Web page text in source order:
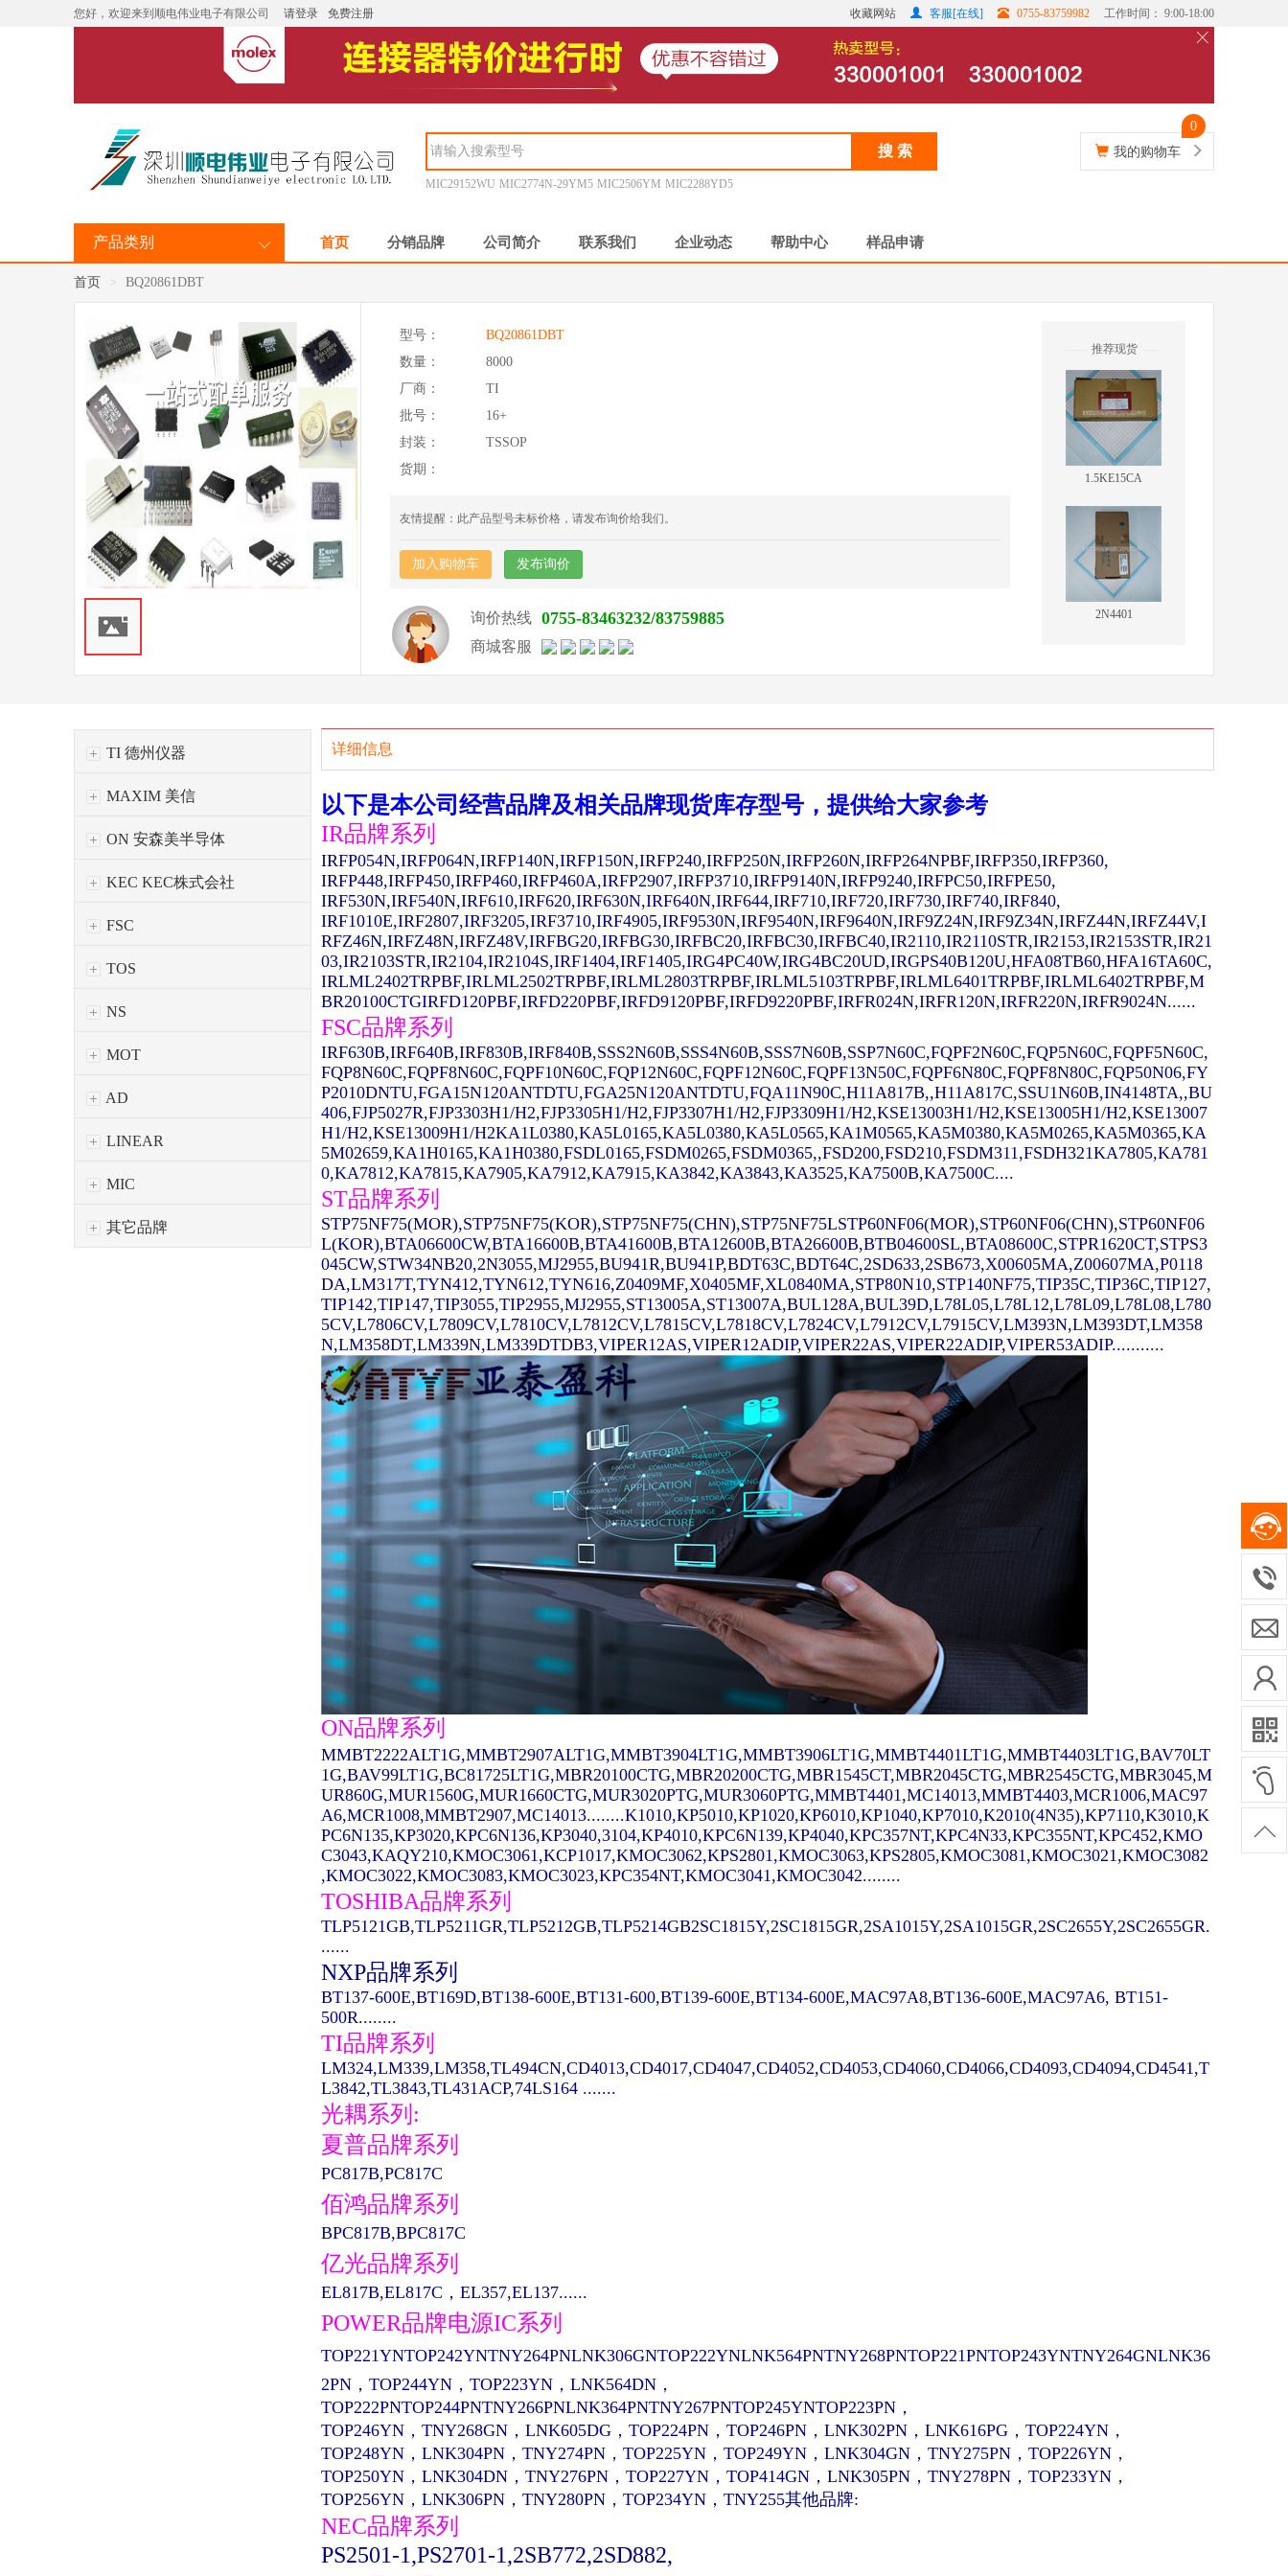
您好，欢迎来到顺电伟业电子有限公司 请登录 免费注册 收藏网站 客服[在线] 0755-83759982 工作时间： 9:00-18:00
搜 索
MIC29152WU MIC2774N-29YM5 MIC2506YM MIC2288YD5
0
我的购物车
产品类别 首页 分销品牌 公司简介 联系我们 企业动态 帮助中心 样品申请
首页 BQ20861DBT
型号：
BQ20861DBT
数量：
8000
厂商：
TI
批号：
16+
封装：
TSSOP
货期：
友情提醒：此产品型号未标价格，请发布询价给我们。
加入购物车 发布询价
询价热线 0755-83463232/83759885
商城客服
推荐现货
1.5KE15CA
2N4401
TI 德州仪器
MAXIM 美信
ON 安森美半导体
KEC KEC株式会社
FSC
TOS
NS
MOT
AD
LINEAR
MIC
其它品牌
详细信息
以下是本公司经营品牌及相关品牌现货库存型号，提供给大家参考
IR品牌系列
IRFP054N,IRFP064N,IRFP140N,IRFP150N,IRFP240,IRFP250N,IRFP260N,IRFP264NPBF,IRFP350,IRFP360,
IRFP448,IRFP450,IRFP460,IRFP460A,IRFP2907,IRFP3710,IRFP9140N,IRFP9240,IRFPC50,IRFPE50,
IRF530N,IRF540N,IRF610,IRF620,IRF630N,IRF640N,IRF644,IRF710,IRF720,IRF730,IRF740,IRF840,
IRF1010E,IRF2807,IRF3205,IRF3710,IRF4905,IRF9530N,IRF9540N,IRF9640N,IRF9Z24N,IRF9Z34N,IRFZ44N,IRFZ44V,I
RFZ46N,IRFZ48N,IRFZ48V,IRFBG20,IRFBG30,IRFBC20,IRFBC30,IRFBC40,IR2110,IR2110STR,IR2153,IR2153STR,IR21
03,IR2103STR,IR2104,IR2104S,IRF1404,IRF1405,IRG4PC40W,IRG4BC20UD,IRGPS40B120U,HFA08TB60,HFA16TA60C,
IRLML2402TRPBF,IRLML2502TRPBF,IRLML2803TRPBF,IRLML5103TRPBF,IRLML6401TRPBF,IRLML6402TRPBF,M
BR20100CTGIRFD120PBF,IRFD220PBF,IRFD9120PBF,IRFD9220PBF,IRFR024N,IRFR120N,IRFR220N,IRFR9024N......
FSC品牌系列
IRF630B,IRF640B,IRF830B,IRF840B,SSS2N60B,SSS4N60B,SSS7N60B,SSP7N60C,FQPF2N60C,FQP5N60C,FQPF5N60C,
FQP8N60C,FQPF8N60C,FQPF10N60C,FQP12N60C,FQPF12N60C,FQPF13N50C,FQPF6N80C,FQPF8N80C,FQP50N06,FY
P2010DNTU,FGA15N120ANTDTU,FGA25N120ANTDTU,FQA11N90C,H11A817B,,H11A817C,SSU1N60B,IN4148TA,,BU
406,FJP5027R,FJP3303H1/H2,FJP3305H1/H2,FJP3307H1/H2,FJP3309H1/H2,KSE13003H1/H2,KSE13005H1/H2,KSE13007
H1/H2,KSE13009H1/H2KA1L0380,KA5L0165,KA5L0380,KA5L0565,KA1M0565,KA5M0380,KA5M0265,KA5M0365,KA
5M02659,KA1H0165,KA1H0380,FSDL0165,FSDM0265,FSDM0365,,FSD200,FSD210,FSDM311,FSDH321KA7805,KA781
0,KA7812,KA7815,KA7905,KA7912,KA7915,KA3842,KA3843,KA3525,KA7500B,KA7500C....
ST品牌系列
STP75NF75(MOR),STP75NF75(KOR),STP75NF75(CHN),STP75NF75LSTP60NF06(MOR),STP60NF06(CHN),STP60NF06
L(KOR),BTA06600CW,BTA16600B,BTA41600B,BTA12600B,BTA26600B,BTB04600SL,BTA08600C,STPR1620CT,STPS3
045CW,STW34NB20,2N3055,MJ2955,BU941R,BU941P,BDT63C,BDT64C,2SD633,2SB673,X00605MA,Z00607MA,P0118
DA,LM317T,TYN412,TYN612,TYN616,Z0409MF,X0405MF,XL0840MA,STP80N10,STP140NF75,TIP35C,TIP36C,TIP127,
TIP142,TIP147,TIP3055,TIP2955,MJ2955,ST13005A,ST13007A,BUL128A,BUL39D,L78L05,L78L12,L78L09,L78L08,L780
5CV,L7806CV,L7809CV,L7810CV,L7812CV,L7815CV,L7818CV,L7824CV,L7912CV,L7915CV,LM393N,LM393DT,LM358
N,LM358DT,LM339N,LM339DTDB3,VIPER12AS,VIPER12ADIP,VIPER22AS,VIPER22ADIP,VIPER53ADIP...........
ON品牌系列
MMBT2222ALT1G,MMBT2907ALT1G,MMBT3904LT1G,MMBT3906LT1G,MMBT4401LT1G,MMBT4403LT1G,BAV70LT
1G,BAV99LT1G,BC81725LT1G,MBR20100CTG,MBR20200CTG,MBR1545CT,MBR2045CTG,MBR2545CTG,MBR3045,M
UR860G,MUR1560G,MUR1660CTG,MUR3020PTG,MUR3060PTG,MMBT4401,MC14013,MMBT4403,MCR1006,MAC97
A6,MCR1008,MMBT2907,MC14013........K1010,KP5010,KP1020,KP6010,KP1040,KP7010,K2010(4N35),KP7110,K3010,K
PC6N135,KP3020,KPC6N136,KP3040,3104,KP4010,KPC6N139,KP4040,KPC357NT,KPC4N33,KPC355NT,KPC452,KMO
C3043,KAQY210,KMOC3061,KCP1017,KMOC3062,KPS2801,KMOC3063,KPS2805,KMOC3081,KMOC3021,KMOC3082
,KMOC3022,KMOC3083,KMOC3023,KPC354NT,KMOC3041,KMOC3042........
TOSHIBA品牌系列
TLP5121GB,TLP5211GR,TLP5212GB,TLP5214GB2SC1815Y,2SC1815GR,2SA1015Y,2SA1015GR,2SC2655Y,2SC2655GR.
......
NXP品牌系列
BT137-600E,BT169D,BT138-600E,BT131-600,BT139-600E,BT134-600E,MAC97A8,BT136-600E,MAC97A6, BT151-
500R........
TI品牌系列
LM324,LM339,LM358,TL494CN,CD4013,CD4017,CD4047,CD4052,CD4053,CD4060,CD4066,CD4093,CD4094,CD4541,T
L3842,TL3843,TL431ACP,74LS164 .......
光耦系列:
夏普品牌系列
PC817B,PC817C
佰鸿品牌系列
BPC817B,BPC817C
亿光品牌系列
EL817B,EL817C，EL357,EL137......
POWER品牌电源IC系列
TOP221YNTOP242YNTNY264PNLNK306GNTOP222YNLNK564PNTNY268PNTOP221PNTOP243YNTNY264GNLNK36
2PN，TOP244YN，TOP223YN，LNK564DN，
TOP222PNTOP244PNTNY266PNLNK364PNTNY267PNTOP245YNTOP223PN，
TOP246YN，TNY268GN，LNK605DG，TOP224PN，TOP246PN，LNK302PN，LNK616PG，TOP224YN，
TOP248YN，LNK304PN，TNY274PN，TOP225YN，TOP249YN，LNK304GN，TNY275PN，TOP226YN，
TOP250YN，LNK304DN，TNY276PN，TOP227YN，TOP414GN，LNK305PN，TNY278PN，TOP233YN，
TOP256YN，LNK306PN，TNY280PN，TOP234YN，TNY255其他品牌:
NEC品牌系列
PS2501-1,PS2701-1,2SB772,2SD882,